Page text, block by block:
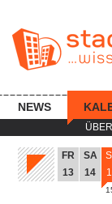
NEWS
FR
13
SA
14